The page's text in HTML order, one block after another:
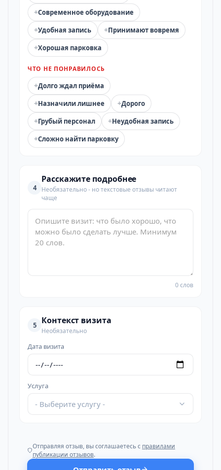
+Современное оборудование
+Удобная запись +Принимают вовремя
+Хорошая парковка
ЧТО НЕ ПОНРАВИЛОСЬ
+Долго ждал приёма
+Назначили лишнее +Дорого
+Грубый персонал +Неудобная запись
+Сложно найти парковку
4
Расскажите подробнее
Необязательно - но текстовые отзывы читают
чаще
0 слов
5 Контекст визита
Необязательно
Дата визита
Услуга
- Выберите услугу -
Отправляя отзыв, вы соглашаетесь с правилами
публикации отзывов.